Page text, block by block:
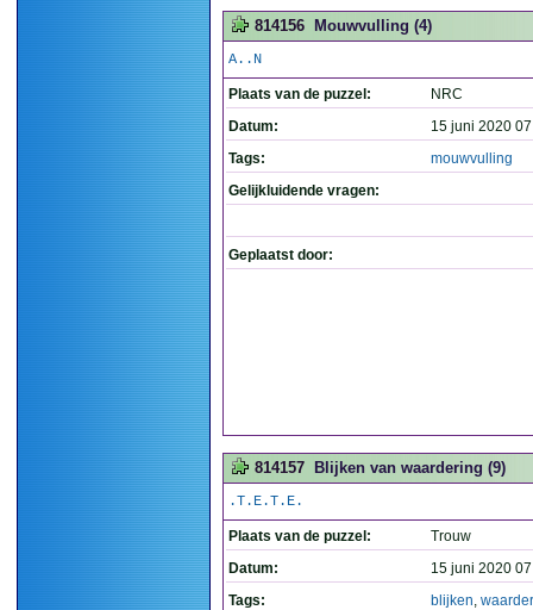
814156 Mouwvulling (4)
A..N
Plaats van de puzzel:
NRC
Datum:
15 juni 2020
Tags:
mouwvulling
Gelijkluidende vragen:
Geplaatst door:
814157 Blijken van waardering (9)
.T.E.T.E.
Plaats van de puzzel:
Trouw
Datum:
15 juni 2020
Tags:
blijken,